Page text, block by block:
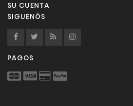
SU CUENTA
SIGUENÓS
PAGOS